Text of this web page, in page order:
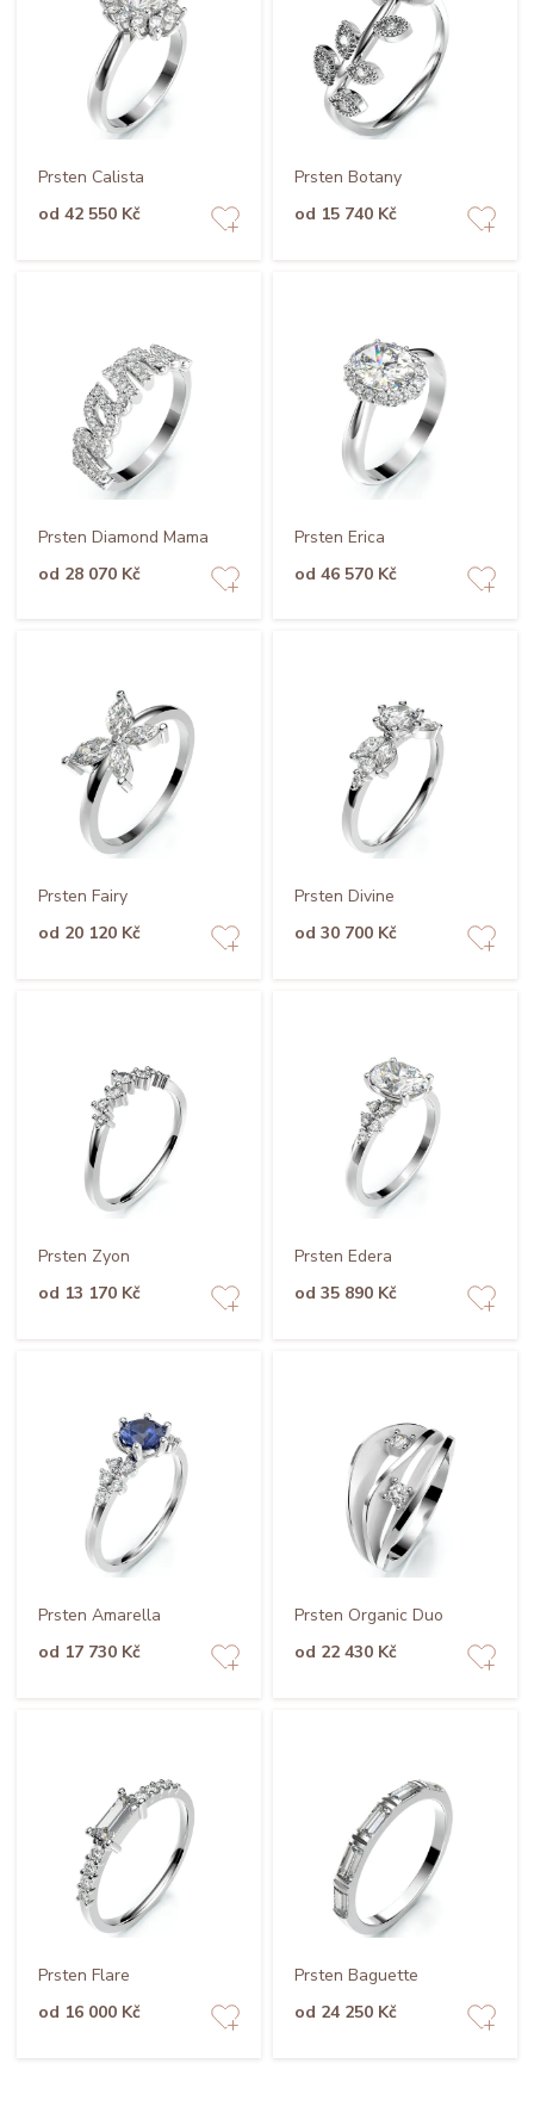
Prsten Calista
od 42 550 Kč
Prsten Botany
od 15 740 Kč
Prsten Diamond Mama
od 28 070 Kč
Prsten Erica
od 46 570 Kč
Prsten Fairy
od 20 120 Kč
Prsten Divine
od 30 700 Kč
Prsten Zyon
od 13 170 Kč
Prsten Edera
od 35 890 Kč
Prsten Amarella
od 17 730 Kč
Prsten Organic Duo
od 22 430 Kč
Prsten Flare
od 16 000 Kč
Prsten Baguette
od 24 250 Kč